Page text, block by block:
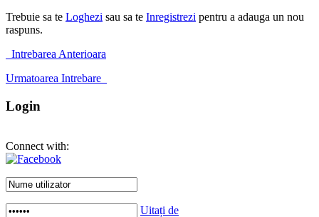
Trebuie sa te Loghezi sau sa te Inregistrezi pentru a adauga un nou
raspuns.
Intrebarea Anterioara
Urmatoarea Intrebare
Login
Connect with:
Uitați de